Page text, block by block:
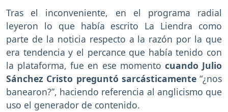
Tras el inconveniente, en el programa radial
leyeron lo que había escrito La Liendra como
parte de la noticia respecto a la razón por la que
era tendencia y el percance que había tenido con
la plataforma, fue en ese momento cuando Julio
Sánchez Cristo preguntó sarcásticamente“¿nos
banearon?”, haciendo referencia al anglicismo que
uso el generador de contenido.